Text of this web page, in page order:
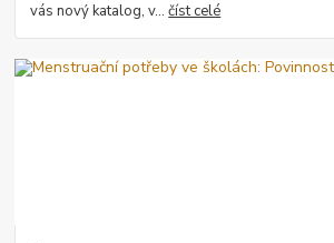
vás nový katalog, v...číst celé